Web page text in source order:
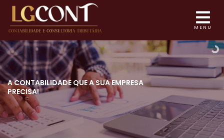
MENU
A CONTABILIDADE QUEA SUA EMPRESA
PRECISA!